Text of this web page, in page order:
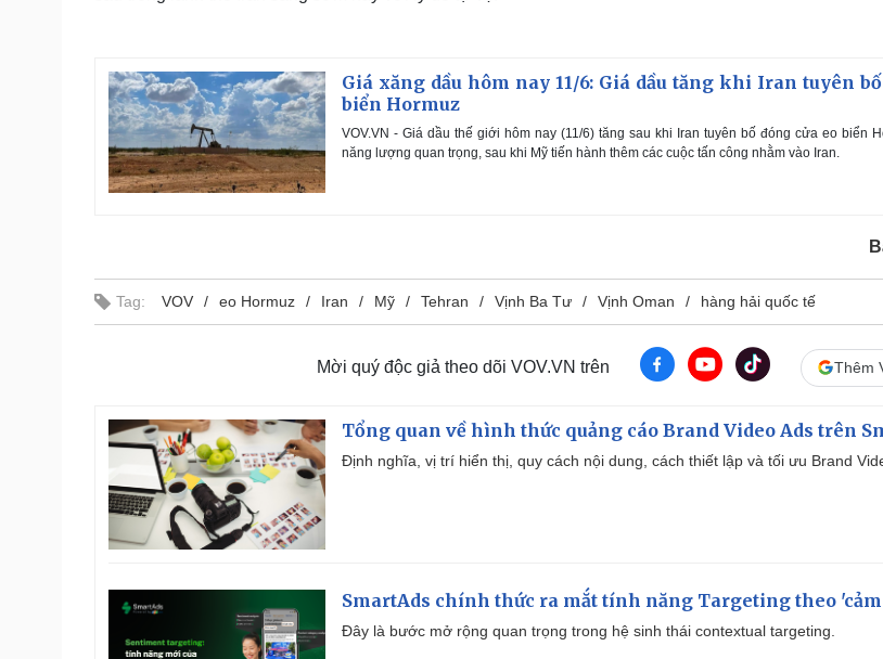
Giá xăng dầu hôm nay 11/6: Giá dầu tăng khi Iran tuyên
biển Hormuz
VOV.VN - Giá dầu thế giới hôm nay (11/6) tăng sau khi Iran tuyên bố đóng cửa eo biển
năng lượng quan trọng, sau khi Mỹ tiến hành thêm các cuộc tấn công nhằm vào Iran.
Tag: VOV eo Hormuz Iran Mỹ Tehran Vịnh Ba Tư Vịnh Oman hàng hải quốc tế
Mời quý độc giả theo dõi VOV.VN trên Thêm
Tổng quan về hình thức quảng cáo Brand Video Ads trên
Định nghĩa, vị trí hiển thị, quy cách nội dung, cách thiết lập và tối ưu Brand
SmartAds chính thức ra mắt tính năng Targeting theo
Đây là bước mở rộng quan trọng trong hệ sinh thái contextual targeting.